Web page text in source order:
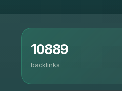
10889
backlinks